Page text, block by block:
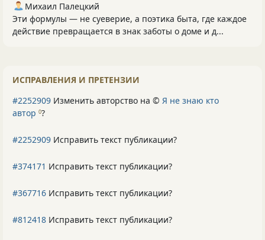
Михаил Палецкий
Эти формулы — не суеверие, а поэтика быта, где каждое
действие превращается в знак заботы о доме и д...
ИСПРАВЛЕНИЯ И ПРЕТЕНЗИИ
#2252909 Изменить авторство на © Я не знаю кто
автор 0?
#2252909 Исправить текст публикации?
#374171 Исправить текст публикации?
#367716 Исправить текст публикации?
#812418 Исправить текст публикации?